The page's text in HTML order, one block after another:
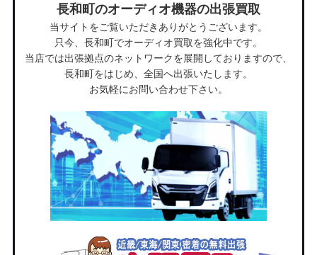
長和町のオーディオ機器の出張買取
当サイトをご覧いただきありがとうございます。
只今、長和町でオーディオ買取を強化中です。
当店では出張拠点のネットワークを展開しておりますので、
長和町をはじめ、全国へ出張いたします。
お気軽にお問い合わせ下さい。